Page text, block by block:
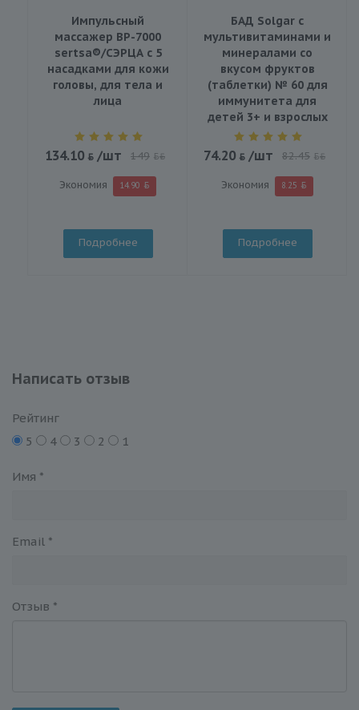
Импульсный
массажер BP-7000
sertsa®/СЭРЦА с 5
насадками для кожи
головы, для тела и
лица
134.10 /шт 149 BYN
Экономия 14.90
Подробнее
БАД Solgar с
мультивитаминами и
минералами со
вкусом фруктов
(таблетки) № 60 для
иммунитета для
детей 3+ и взрослых
74.20 /шт 82.45 BYN
Экономия 8.25
Подробнее
Написать отзыв
Рейтинг
5
4 3 2 1
Имя *
Email *
Отзыв *